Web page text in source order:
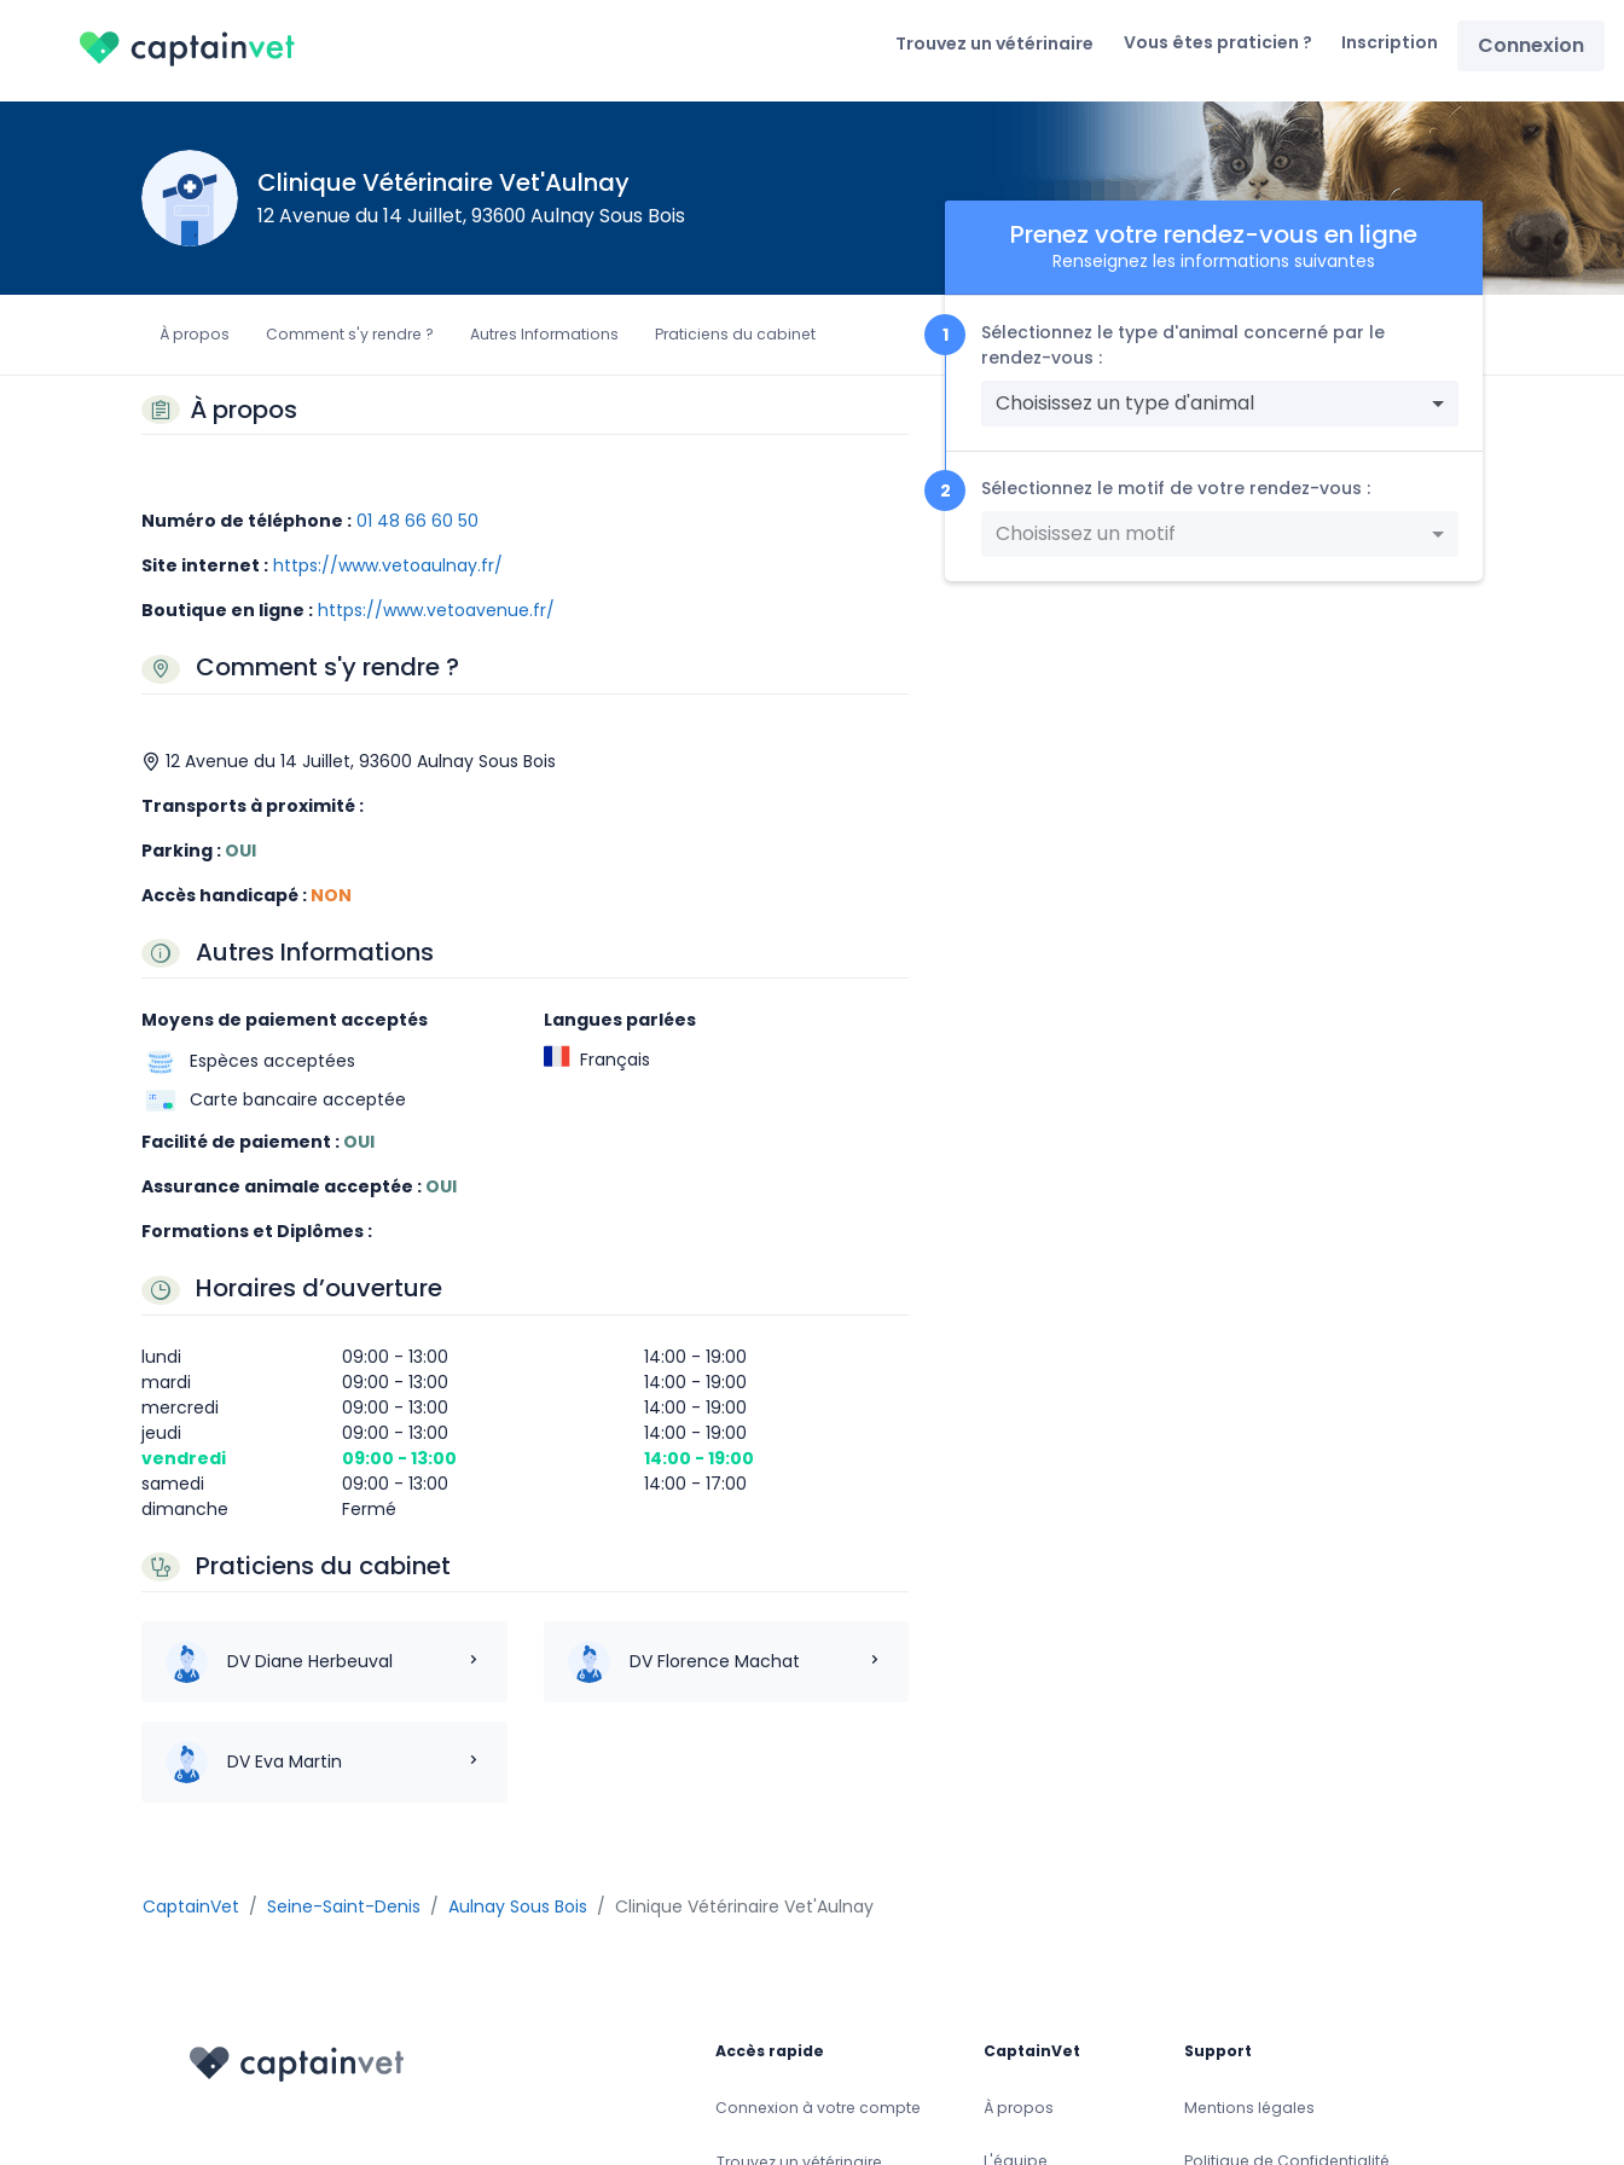
Trouvez un vétérinaire Vous êtes praticien ? Inscription Connexion
Clinique Vétérinaire Vet'Aulnay
12 Avenue du 14 Juillet, 93600 Aulnay Sous Bois
À propos Comment s'y rendre ? Autres Informations Praticiens du cabinet
À propos
Numéro de téléphone : 01 48 66 60 50
Site internet : https://www.vetoaulnay.fr/
Boutique en ligne : https://www.vetoavenue.fr/
Comment s'y rendre ?
12 Avenue du 14 Juillet, 93600 Aulnay Sous Bois
Transports à proximité :
Parking : OUI
Accès handicapé : NON
Autres Informations
Moyens de paiement acceptés
Espèces acceptées
Carte bancaire acceptée
Langues parlées
Français
Facilité de paiement : OUI
Assurance animale acceptée : OUI
Formations et Diplômes :
Horaires d’ouverture
lundi 09:00 - 13:00
14:00 - 19:00
mardi
09:00 - 13:00
14:00 - 19:00
mercredi
09:00 - 13:00
14:00 - 19:00
jeudi
09:00 - 13:00
14:00 - 19:00
vendredi
09:00 - 13:00
14:00 - 19:00
samedi
09:00 - 13:00
14:00 - 17:00
dimanche
Fermé
Praticiens du cabinet
DV Diane Herbeuval DV Florence Machat
DV Eva Martin
Prenez votre rendez-vous en ligne
Renseignez les informations suivantes
Sélectionnez le type d'animal concerné par le
rendez-vous :
Choisissez un type d'animal
Sélectionnez le motif de votre rendez-vous :
Choisissez un motif
CaptainVet Seine-Saint-Denis Aulnay Sous Bois Clinique Vétérinaire Vet'Aulnay
Accès rapide
Connexion à votre compte
CaptainVet
À propos
Support
Mentions légales